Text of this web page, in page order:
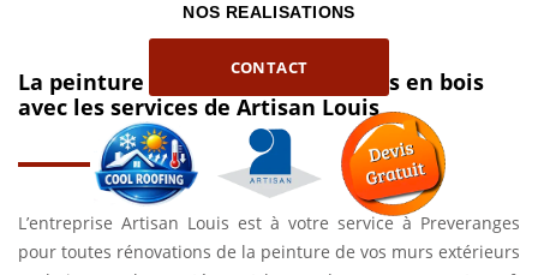
NOS REALISATIONS
CONTACT
La peinture de vos murs extérieurs en bois
avec les services de Artisan Louis
L’entreprise Artisan Louis est à votre service à Preveranges
pour toutes rénovations de la peinture de vos murs extérieurs